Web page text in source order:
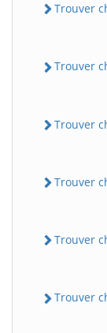
Trouver
Trouver
Trouver
Trouver
Trouver
Trouver